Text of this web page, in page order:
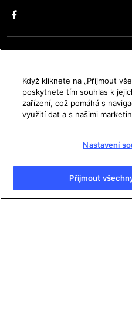
Ochrana osobních údajů
Právní údaje
Copyright © AFP 2017-2026.
Uživatelé mají přístup k těmto
Když kliknete na „Přijmout
poskytnete tím souhlas k
zařízení, což pomáhá s
využití dat a s našimi
Nastavení
Přijmout